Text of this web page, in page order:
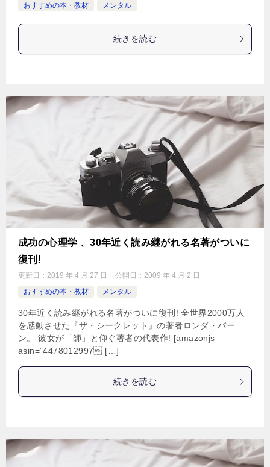
おすすめの本・教材 メンタル
続きを読む
成功の心理学 、30年近く読み継がれる名著がついに
復刊!
更新日： 2019 年 4 月 27 日 公開日： 2009 年 4 月 2 日
おすすめの本・教材
メンタル
30年近く読み継がれる名著がついに復刊! 全世界2000万人
を感動させた『ザ・シークレット』の著者ロンダ・バー
ン。 彼女が「師」と仰ぐ著者の代表作! [amazonjs
asin=”4478012997 […]
続きを読む